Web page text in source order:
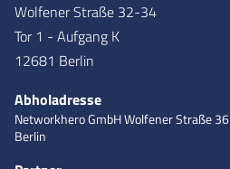
Wolfener Straße 32-34
Tor 1 - Aufgang K
12681 Berlin
Abholadresse
Networkhero GmbHWolfener Straße 36
Berlin